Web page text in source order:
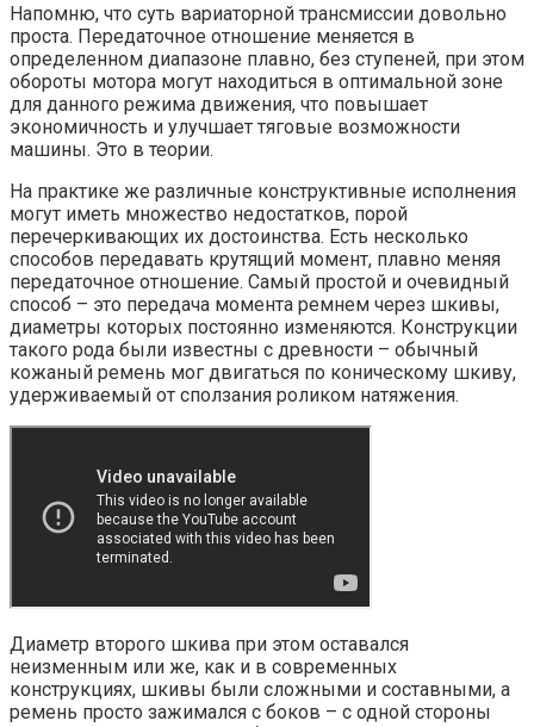
Напомню, что суть вариаторной трансмиссии довольно
проста. Передаточное отношение меняется в
определенном диапазоне плавно, без ступеней, при этом
обороты мотора могут находиться в оптимальной зоне
для данного режима движения, что повышает
экономичность и улучшает тяговые возможности
машины. Это в теории.
На практике же различные конструктивные исполнения
могут иметь множество недостатков, порой
перечеркивающих их достоинства. Есть несколько
способов передавать крутящий момент, плавно меняя
передаточное отношение. Самый простой и очевидный
способ – это передача момента ремнем через шкивы,
диаметры которых постоянно изменяются. Конструкции
такого рода были известны с древности – обычный
кожаный ремень мог двигаться по коническому шкиву,
удерживаемый от сползания роликом натяжения.
Диаметр второго шкива при этом оставался
неизменным или же, как и в современных
конструкциях, шкивы были сложными и составными, а
ремень просто зажимался с боков – с одной стороны